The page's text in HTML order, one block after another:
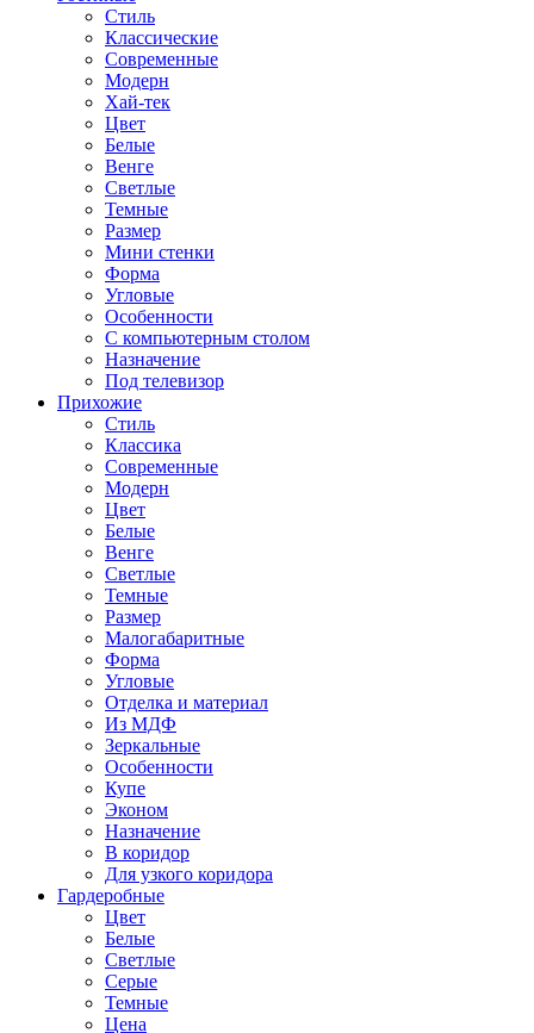
Стиль
Классические
Современные
Модерн
Хай-тек
Цвет
Белые
Венге
Светлые
Темные
Размер
Мини стенки
Форма
Угловые
Особенности
С компьютерным столом
Назначение
Под телевизор
Прихожие
Стиль
Классика
Современные
Модерн
Цвет
Белые
Венге
Светлые
Темные
Размер
Малогабаритные
Форма
Угловые
Отделка и материал
Из МДФ
Зеркальные
Особенности
Купе
Эконом
Назначение
В коридор
Для узкого коридора
Гардеробные
Цвет
Белые
Светлые
Серые
Темные
Цена